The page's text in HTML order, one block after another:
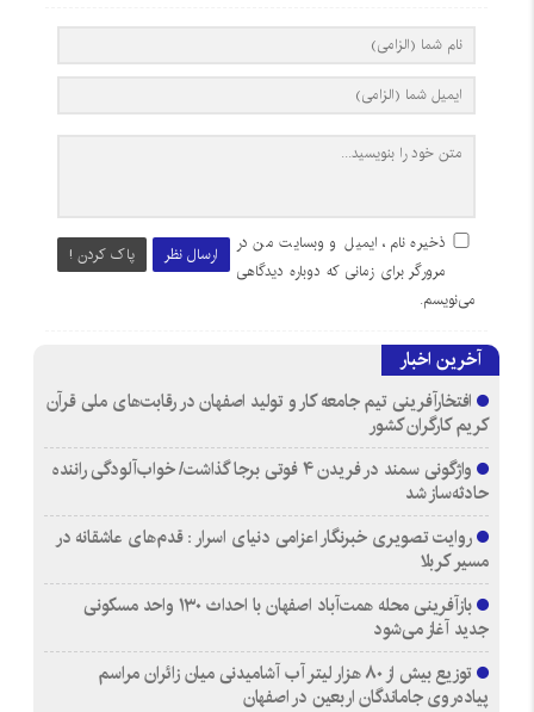
ارسال نظر پاک کردن !
ذخیره نام، ایمیل و وبسایت من در
مرورگر برای زمانی که دوباره دیدگاهی
می‌نویسم.
آخرین اخبار
افتخارآفرینی تیم جامعه کار و تولید اصفهان در رقابت‌های ملی قرآن
کریم کارگران کشور
واژگونی سمند در فریدن ۴ فوتی برجا گذاشت/ خواب‌آلودگی راننده
حادثه‌ساز شد
روایت تصویری خبرنگار اعزامی دنیای اسرار : قدم‌های عاشقانه در
مسیر کربلا
بازآفرینی محله همت‌آباد اصفهان با احداث ۱۳۰ واحد مسکونی
جدید آغاز می‌شود
توزیع بیش از ۸۰ هزار لیتر آب آشامیدنی میان زائران مراسم
پیاده‌روی جاماندگان اربعین در اصفهان